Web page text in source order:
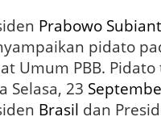
Prabowo
pidato
Umum PBB.
Selasa, 23
Brasil dan